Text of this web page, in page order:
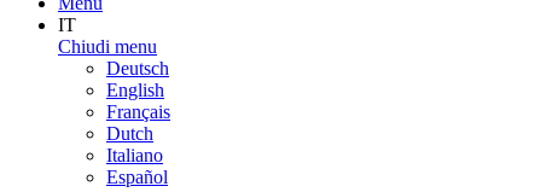
IT
Chiudi menu
Deutsch
English
Français
Dutch
Italiano
Español